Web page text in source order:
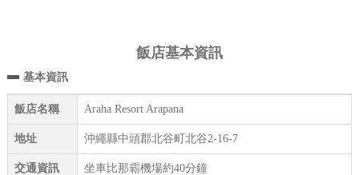
飯店基本資訊
基本資訊
飯店名稱 Araha Resort Arapana
地址 沖繩縣中頭郡北谷町北谷2-16-7
交通資訊 坐車比那霸機場約40分鐘